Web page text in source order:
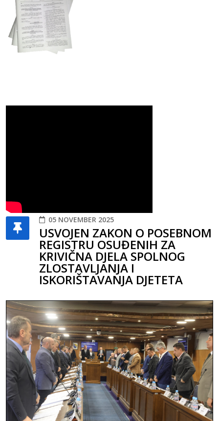
05 NOVEMBER 2025
USVOJEN ZAKON O POSEBNOM
REGISTRU OSUĐENIH ZA
KRIVIČNA DJELA SPOLNOG
ZLOSTAVLJANJA I
ISKORIŠTAVANJA DJETETA